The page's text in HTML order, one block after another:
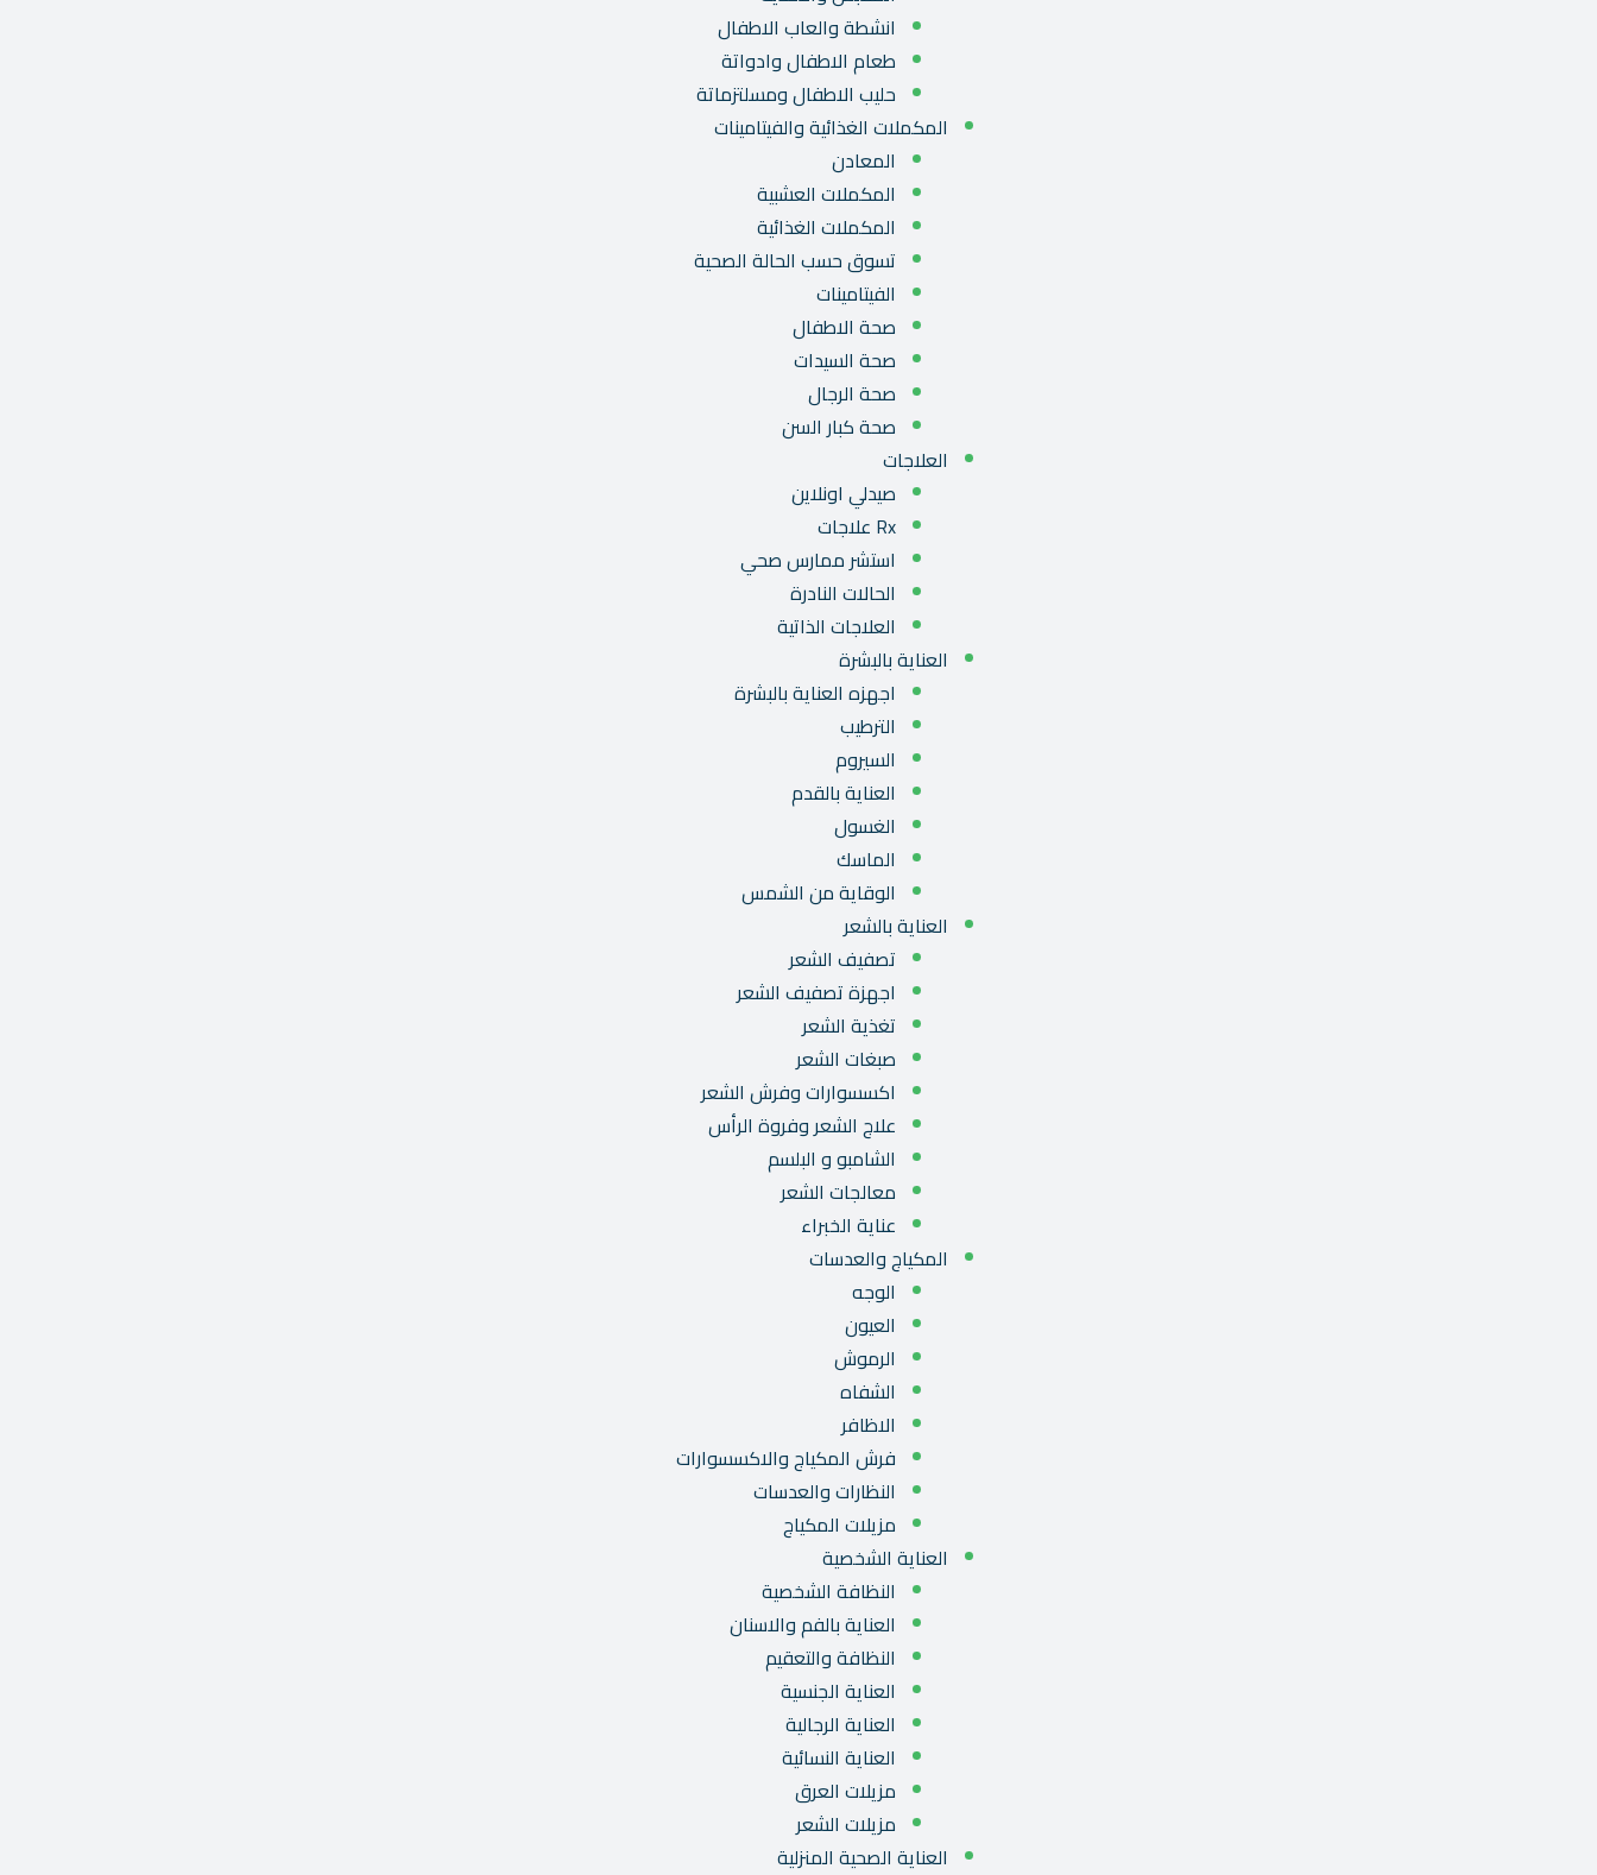
انشطة والعاب الاطفال
طعام الاطفال وادواتة
حليب الاطفال ومسلتزماتة
المكملات الغذائية والفيتامينات
المعادن
المكملات العشبية
المكملات الغذائية
تسوق حسب الحالة الصحية
الفيتامينات
صحة الاطفال
صحة السيدات
صحة الرجال
صحة كبار السن
العلاجات
صيدلي اونلاين
Rx علاجات
استشر ممارس صحي
الحالات النادرة
العلاجات الذاتية
العناية بالبشرة
اجهزه العناية بالبشرة
الترطيب
السيروم
العناية بالقدم
الغسول
الماسك
الوقاية من الشمس
العناية بالشعر
تصفيف الشعر
اجهزة تصفيف الشعر
تغذية الشعر
صبغات الشعر
اكسسوارات وفرش الشعر
علاج الشعر وفروة الرأس
الشامبو و البلسم
معالجات الشعر
عناية الخبراء
المكياج والعدسات
الوجه
العيون
الرموش
الشفاه
الاظافر
فرش المكياج والاكسسوارات
النظارات والعدسات
مزيلات المكياج
العناية الشخصية
النظافة الشخصية
العناية بالفم والاسنان
النظافة والتعقيم
العناية الجنسية
العناية الرجالية
العناية النسائية
مزيلات العرق
مزيلات الشعر
العناية الصحية المنزلية